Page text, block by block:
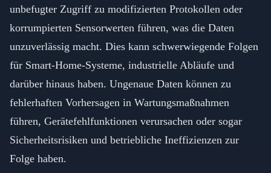
unbefugter Zugriff zu modifizierten Protokollen oder
korrumpierten Sensorwerten führen, was die Daten
unzuverlässig macht. Dies kann schwerwiegende Folgen
für Smart-Home-Systeme, industrielle Abläufe und
darüber hinaus haben. Ungenaue Daten können zu
fehlerhaften Vorhersagen in Wartungsmaßnahmen
führen, Gerätefehlfunktionen verursachen oder sogar
Sicherheitsrisiken und betriebliche Ineffizienzen zur
Folge haben.